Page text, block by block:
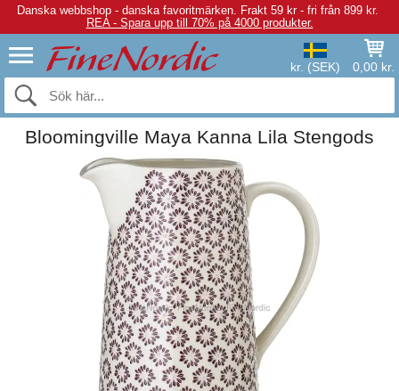
Danska webbshop - danska favoritmärken. Frakt 59 kr - fri från 899 kr.
REA - Spara upp till 70% på 4000 produkter.
kr. (SEK) 0,00 kr.
Bloomingville Maya Kanna Lila Stengods